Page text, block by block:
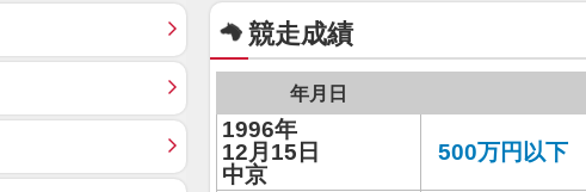
競走成績
年月日
1996年
12月15日
中京
500万円以下